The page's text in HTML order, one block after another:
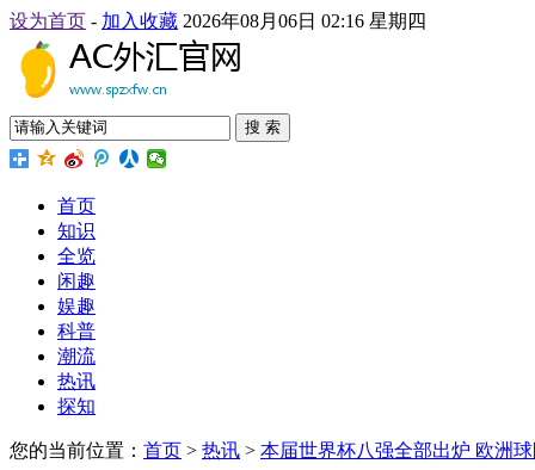
设为首页 - 加入收藏 2026年08月06日 02:16 星期四
搜 索
首页
知识
全览
闲趣
娱趣
科普
潮流
热讯
探知
您的当前位置： 首页 > 热讯 > 本届世界杯八强全部出炉 欧洲